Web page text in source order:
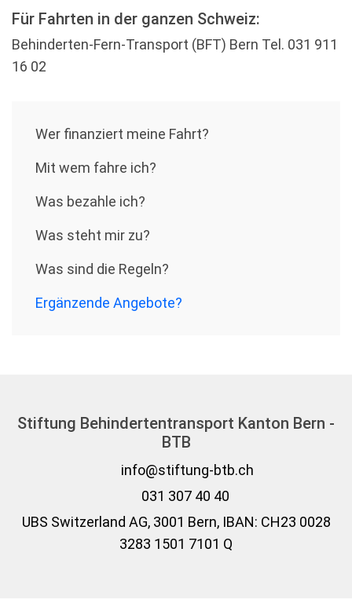
Für Fahrten in der ganzen Schweiz:
Behinderten-Fern-Transport (BFT) Bern Tel. 031 911
16 02
Wer ﬁnanziert meine Fahrt?
Mit wem fahre ich?
Was bezahle ich?
Was steht mir zu?
Was sind die Regeln?
Ergänzende Angebote?
Stiftung Behindertentransport Kanton Bern -
BTB
info@stiftung-btb.ch
031 307 40 40
UBS Switzerland AG, 3001 Bern, IBAN: CH23 0028
3283 1501 7101 Q